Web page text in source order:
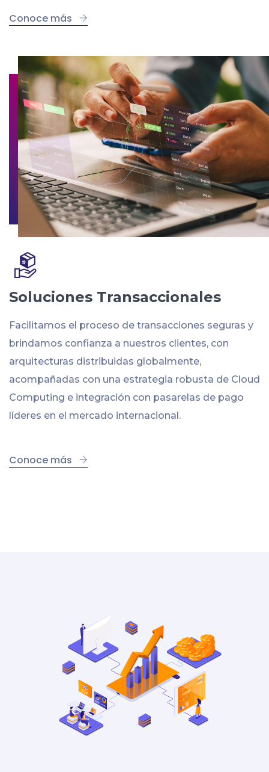
Conoce más
Soluciones Transaccionales
Facilitamos el proceso de transacciones seguras y
brindamos confianza a nuestros clientes, con
arquitecturas distribuidas globalmente,
acompañadas con una estrategia robusta de Cloud
Computing e integración con pasarelas de pago
líderes en el mercado internacional.
Conoce más